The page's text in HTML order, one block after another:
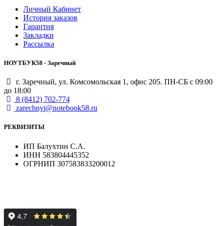
Личный Кабинет
История заказов
Гарантия
Закладки
Рассылка
НОУТБУК58 - Заречный
г. Заречный, ул. Комсомольская 1, офис 205. ПН-СБ с 09:00
до 18:00
8 (8412) 702-774
zarechnyi@notebook58.ru
РЕКВИЗИТЫ
ИП Балухтин С.А.
ИНН 583804445352
ОГРНИП 307583833200012